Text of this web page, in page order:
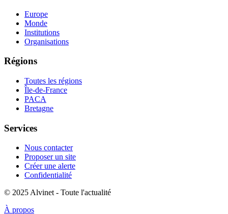
Europe
Monde
Institutions
Organisations
Régions
Toutes les régions
Île-de-France
PACA
Bretagne
Services
Nous contacter
Proposer un site
Créer une alerte
Confidentialité
© 2025 Alvinet - Toute l'actualité
À propos